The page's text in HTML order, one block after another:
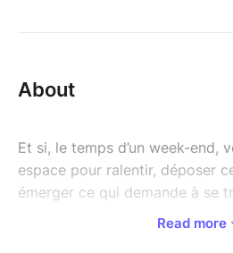
About
Et si, le temps d’un week-end,
espace pour ralentir, déposer
émerger ce qui demande à se
Read more